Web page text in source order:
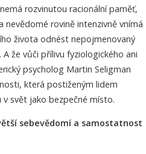
rozvinutou racionální paměť,
rovině intenzivně vnímá
života odnést nepojmenovaný
že vůči přílivu fyziologického ani
psycholog Martin Seligman
která postiženým lidem
svět jako bezpečné místo.
sebevědomí a samostatnost